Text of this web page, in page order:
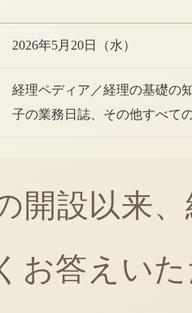
2026年5月20日（水）
経理ペディア／経理の基礎の
子の業務日誌、その他すべて
開設以来
お答えい